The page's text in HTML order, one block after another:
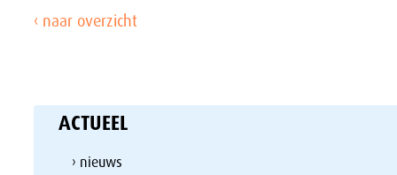
‹ naar overzicht
ACTUEEL
› nieuws